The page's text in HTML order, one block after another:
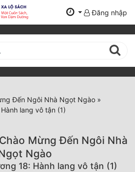
Đăng nhập
Đến Ngôi Nhà Ngọt Ngào »
lang vô tận (1)
Mừng Đến Ngôi Nhà
Ngào
18: Hành lang vô tận (1)